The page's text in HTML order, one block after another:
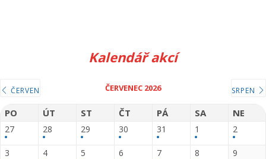
Kalendář akcí
ČERVEN ČERVENEC 2026 SRPEN
PO ÚT ST ČT PÁ SA NE
27 28 29 30 31 1 2
3 4 5 6 7 8 9